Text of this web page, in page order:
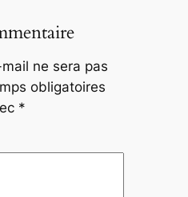
ne sera pas
obligatoires
*